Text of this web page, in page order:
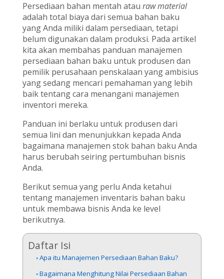
Persediaan bahan mentah atau raw material
adalah total biaya dari semua bahan baku
yang Anda miliki dalam persediaan, tetapi
belum digunakan dalam produksi. Pada artikel
kita akan membahas panduan manajemen
persediaan bahan baku untuk produsen dan
pemilik perusahaan penskalaan yang ambisius
yang sedang mencari pemahaman yang lebih
baik tentang cara menangani manajemen
inventori mereka.
Panduan ini berlaku untuk produsen dari
semua lini dan menunjukkan kepada Anda
bagaimana manajemen stok bahan baku Anda
harus berubah seiring pertumbuhan bisnis
Anda.
Berikut semua yang perlu Anda ketahui
tentang manajemen inventaris bahan baku
untuk membawa bisnis Anda ke level
berikutnya.
Daftar Isi
Apa itu Manajemen Persediaan Bahan Baku?
Bagaimana Menghitung Nilai Persediaan Bahan